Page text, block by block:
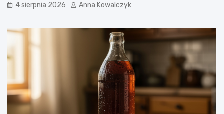
4 sierpnia 2026 Anna Kowalczyk